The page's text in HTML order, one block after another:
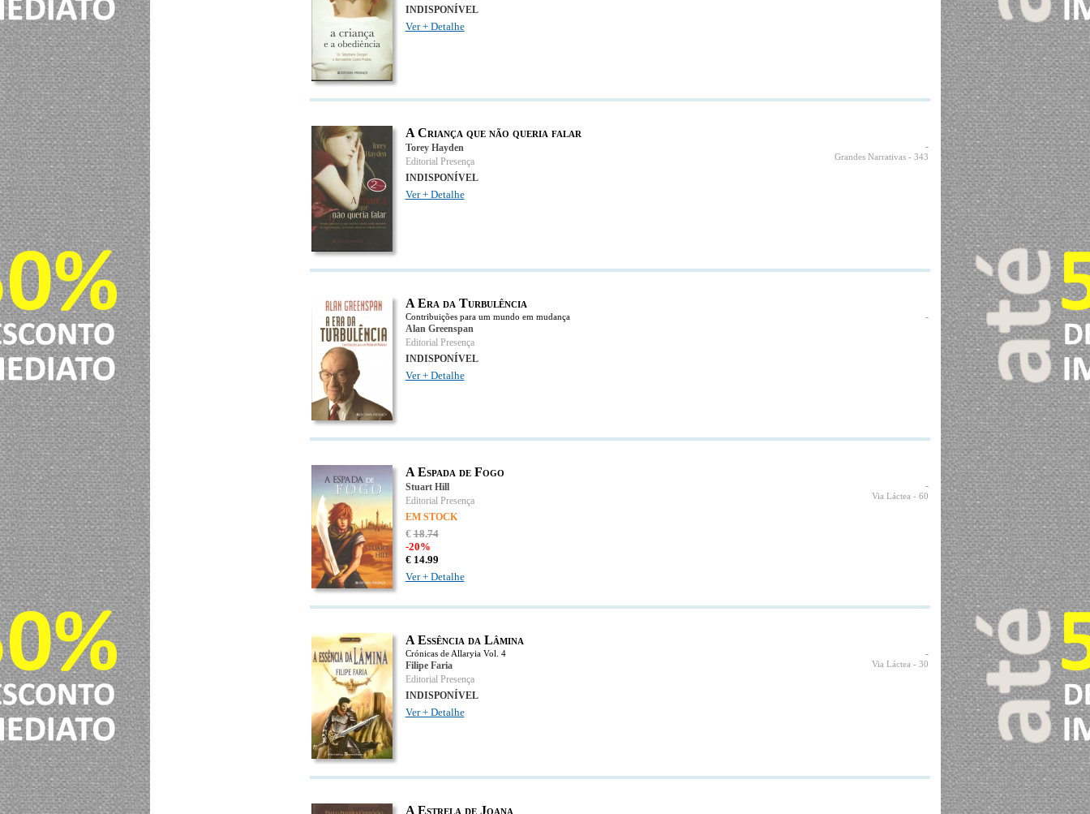
INDISPONÍVEL
Ver + Detalhe
A Criança que não queria falar
Torey Hayden
Editorial Presença
INDISPONÍVEL
Ver + Detalhe
-
Grandes Narrativas- 343
A Era da Turbulência
Contribuições para um mundo em mudança
Alan Greenspan
Editorial Presença
INDISPONÍVEL
Ver + Detalhe
-
A Espada de Fogo
Stuart Hill
Editorial Presença
EM STOCK
€18.74
-20%
€ 14.99
Ver + Detalhe
-
Via Láctea - 60
A Essência da Lâmina
Crónicas de Allaryia Vol. 4
Filipe Faria
Editorial Presença
INDISPONÍVEL
Ver + Detalhe
-
Via Láctea - 30
A Estrela de Joana